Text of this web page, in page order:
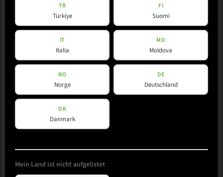
TR
Türkiye
FI
Suomi
IT
Italia
MD
Moldova
NO
Norge
DE
Deutschland
DK
Danmark
Mein Land ist nicht aufgelistet